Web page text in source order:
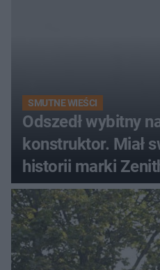
SMUTNE WIEŚCI
Odszedł wybitny
konstruktor. Miał
historii marki